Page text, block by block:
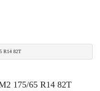
R14 82T
175/65 R14 82T